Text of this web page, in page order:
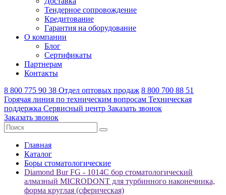
Тендерное сопровождение
Кредитование
Гарантия на оборудование
О компании
Блог
Сертификаты
Партнерам
Контакты
8 800 775 90 38 Отдел оптовых продаж 8 800 700 88 51
Горячая линия по техническим вопросам Техническая
поддержка Сервисный центр Заказать звонок
Заказать звонок
Главная
Каталог
Боры стоматологические
Diamond Bur FG - 1014C бор стоматологический
алмазный MICRODONT для турбинного наконечника,
форма круглая (сферическая)